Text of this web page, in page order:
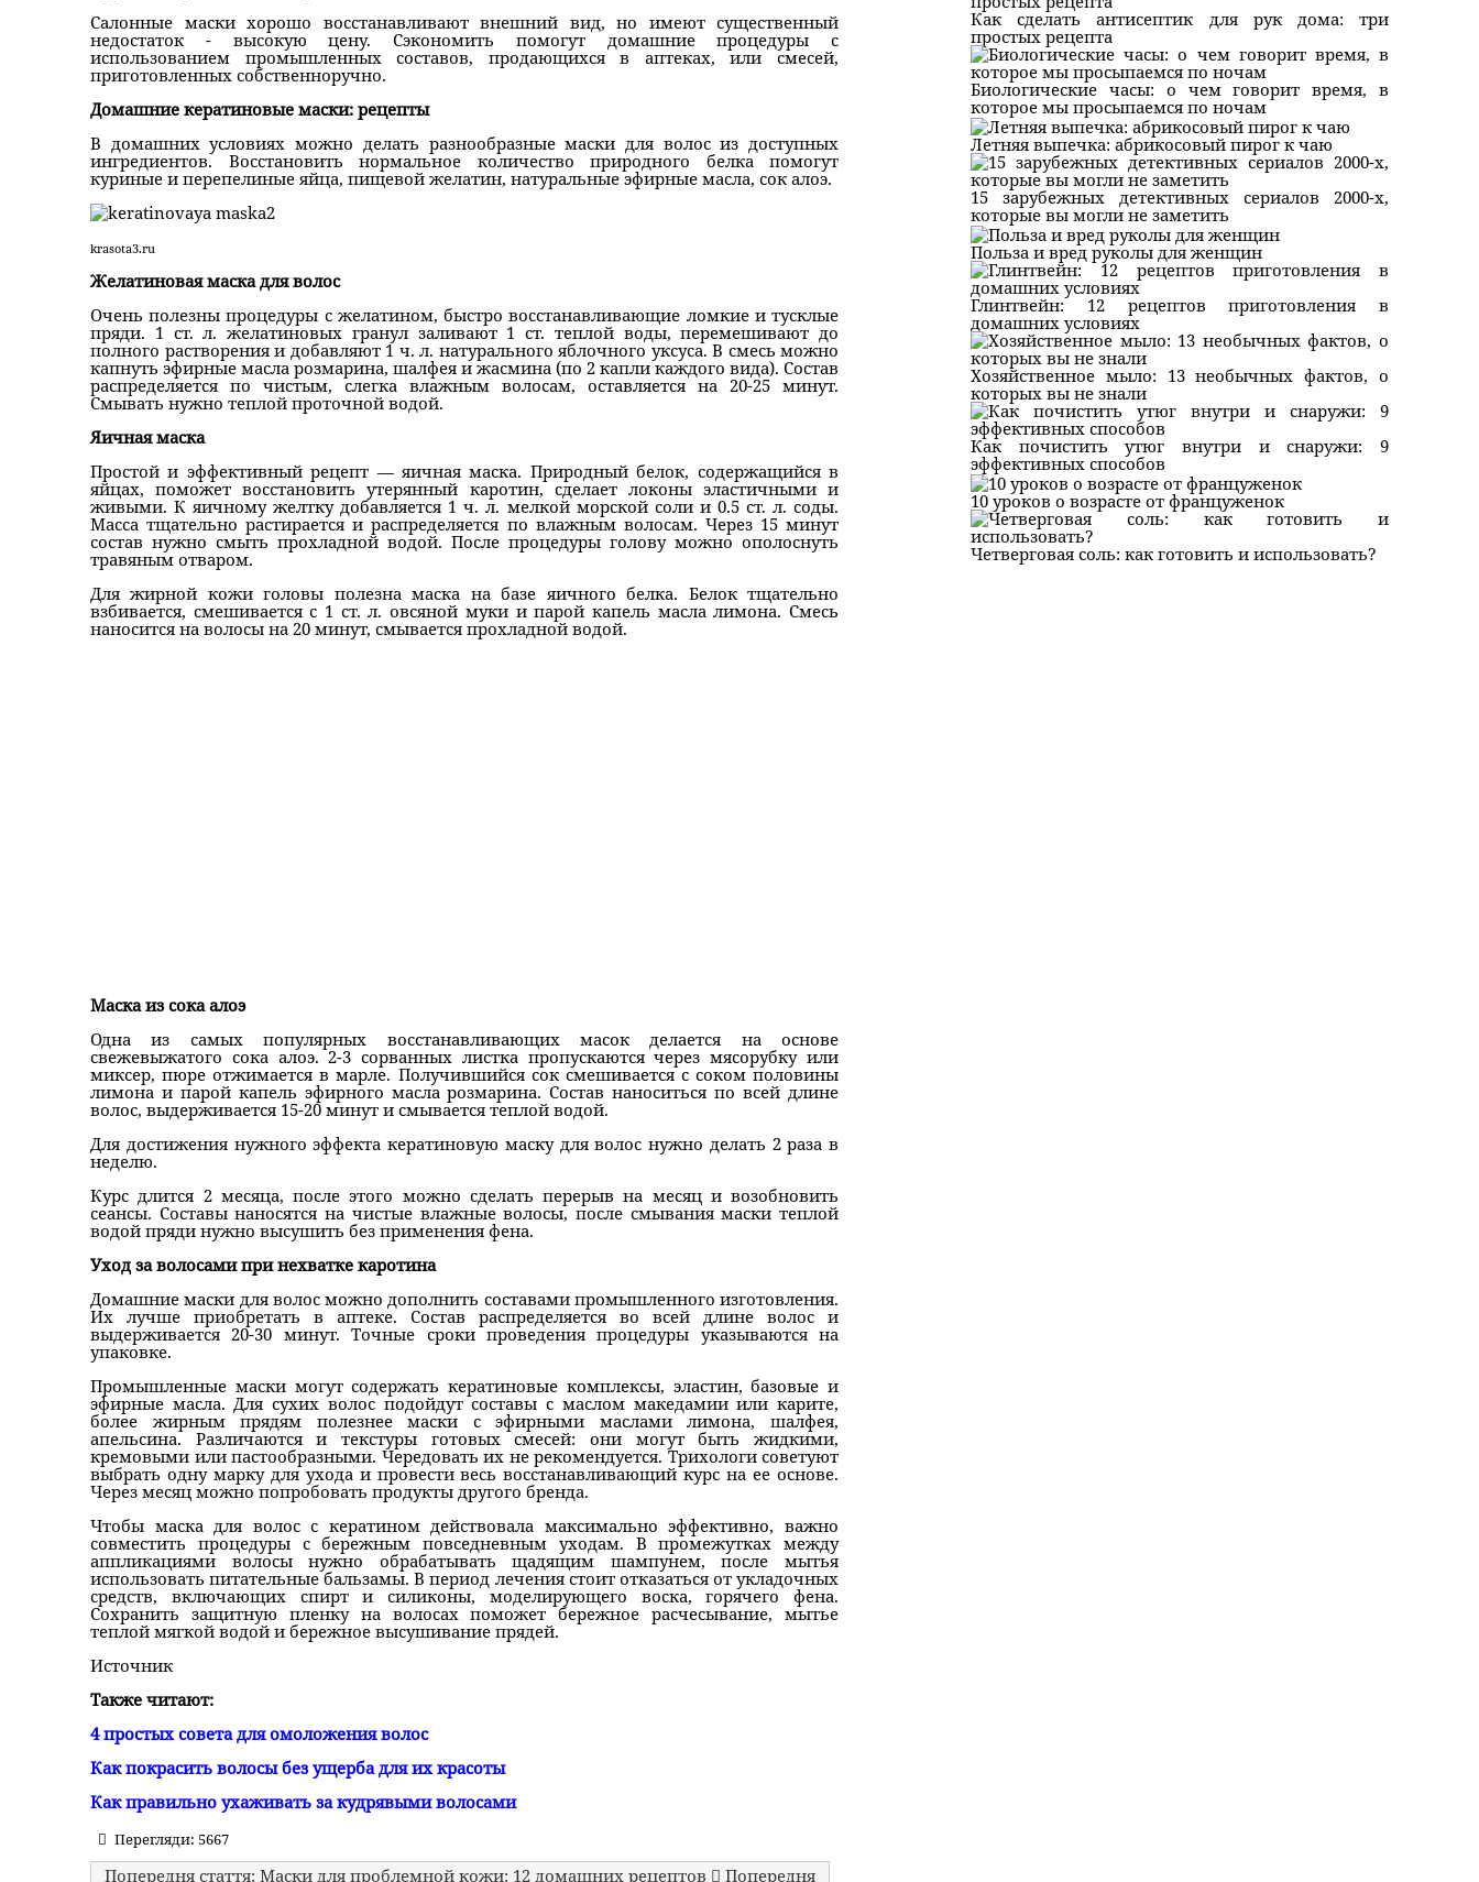
Салонные маски хорошо восстанавливают внешний вид, но имеют существенный
недостаток - высокую цену. Сэкономить помогут домашние процедуры с
использованием промышленных составов, продающихся в аптеках, или смесей,
приготовленных собственноручно.
Домашние кератиновые маски: рецепты
В домашних условиях можно делать разнообразные маски для волос из доступных
ингредиентов. Восстановить нормальное количество природного белка помогут
куриные и перепелиные яйца, пищевой желатин, натуральные эфирные масла, сок алоэ.
krasota3.ru
Желатиновая маска для волос
Очень полезны процедуры с желатином, быстро восстанавливающие ломкие и тусклые
пряди. 1 ст. л. желатиновых гранул заливают 1 ст. теплой воды, перемешивают до
полного растворения и добавляют 1 ч. л. натурального яблочного уксуса. В смесь можно
капнуть эфирные масла розмарина, шалфея и жасмина (по 2 капли каждого вида). Состав
распределяется по чистым, слегка влажным волосам, оставляется на 20-25 минут.
Смывать нужно теплой проточной водой.
Яичная маска
Простой и эффективный рецепт — яичная маска. Природный белок, содержащийся в
яйцах, поможет восстановить утерянный каротин, сделает локоны эластичными и
живыми. К яичному желтку добавляется 1 ч. л. мелкой морской соли и 0.5 ст. л. соды.
Масса тщательно растирается и распределяется по влажным волосам. Через 15 минут
состав нужно смыть прохладной водой. После процедуры голову можно ополоснуть
травяным отваром.
Для жирной кожи головы полезна маска на базе яичного белка. Белок тщательно
взбивается, смешивается с 1 ст. л. овсяной муки и парой капель масла лимона. Смесь
наносится на волосы на 20 минут, смывается прохладной водой.
Маска из сока алоэ
Одна из самых популярных восстанавливающих масок делается на основе
свежевыжатого сока алоэ. 2-3 сорванных листка пропускаются через мясорубку или
миксер, пюре отжимается в марле. Получившийся сок смешивается с соком половины
лимона и парой капель эфирного масла розмарина. Состав наноситься по всей длине
волос, выдерживается 15-20 минут и смывается теплой водой.
Для достижения нужного эффекта кератиновую маску для волос нужно делать 2 раза в
неделю.
Курс длится 2 месяца, после этого можно сделать перерыв на месяц и возобновить
сеансы. Составы наносятся на чистые влажные волосы, после смывания маски теплой
водой пряди нужно высушить без применения фена.
Уход за волосами при нехватке каротина
Домашние маски для волос можно дополнить составами промышленного изготовления.
Их лучше приобретать в аптеке. Состав распределяется во всей длине волос и
выдерживается 20-30 минут. Точные сроки проведения процедуры указываются на
упаковке.
Промышленные маски могут содержать кератиновые комплексы, эластин, базовые и
эфирные масла. Для сухих волос подойдут составы с маслом македамии или карите,
более жирным прядям полезнее маски с эфирными маслами лимона, шалфея,
апельсина. Различаются и текстуры готовых смесей: они могут быть жидкими,
кремовыми или пастообразными. Чередовать их не рекомендуется. Трихологи советуют
выбрать одну марку для ухода и провести весь восстанавливающий курс на ее основе.
Через месяц можно попробовать продукты другого бренда.
Чтобы маска для волос с кератином действовала максимально эффективно, важно
совместить процедуры с бережным повседневным уходам. В промежутках между
аппликациями волосы нужно обрабатывать щадящим шампунем, после мытья
использовать питательные бальзамы. В период лечения стоит отказаться от укладочных
средств, включающих спирт и силиконы, моделирующего воска, горячего фена.
Сохранить защитную пленку на волосах поможет бережное расчесывание, мытье
теплой мягкой водой и бережное высушивание прядей.
Источник
Также читают:
4 простых совета для омоложения волос
Как покрасить волосы без ущерба для их красоты
Как правильно ухаживать за кудрявыми волосами
Перегляди: 5667
Попередня стаття: Маски для проблемной кожи: 12 домашних рецептов
Попередня
Как сделать антисептик для рук дома: три
простых рецепта
Биологические часы: о чем говорит время, в
которое мы просыпаемся по ночам
Летняя выпечка: абрикосовый пирог к чаю
15 зарубежных детективных сериалов 2000-х,
которые вы могли не заметить
Польза и вред руколы для женщин
Глинтвейн: 12 рецептов приготовления в
домашних условиях
Хозяйственное мыло: 13 необычных фактов, о
которых вы не знали
Как почистить утюг внутри и снаружи: 9
эффективных способов
10 уроков о возрасте от француженок
Четверговая соль: как готовить и использовать?